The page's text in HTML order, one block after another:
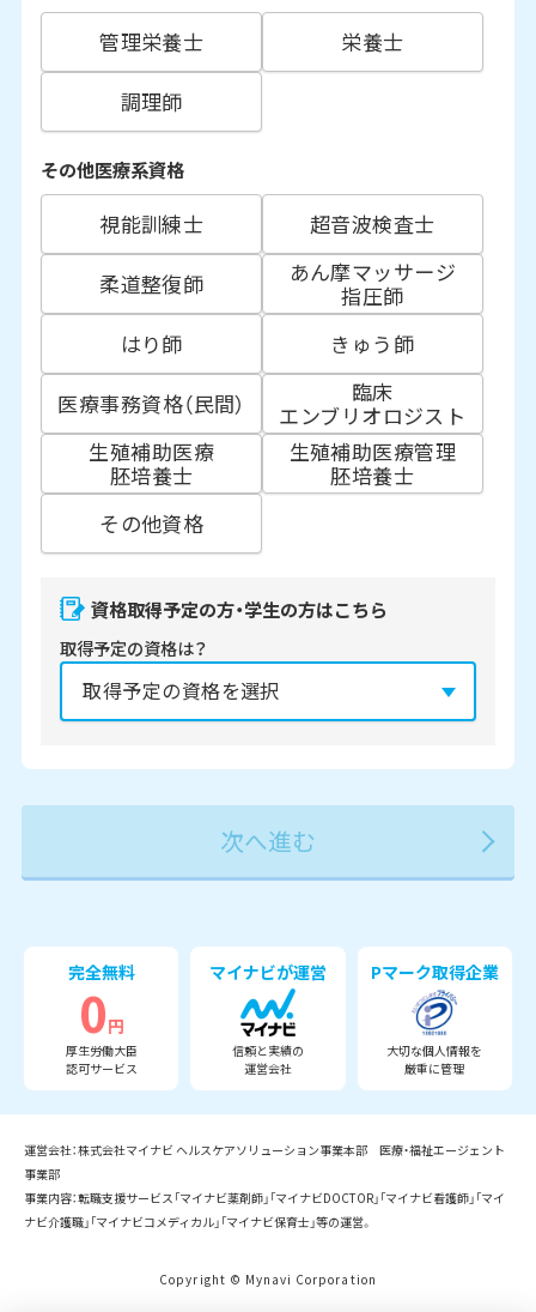
管理栄養士
栄養士
調理師
その他医療系資格
視能訓練士
超音波検査士
柔道整復師
あん摩マッサージ
指圧師
はり師
きゅう師
医療事務資格（民間）
臨床
エンブリオロジスト
生殖補助医療
胚培養士
生殖補助医療管理
胚培養士
その他資格
資格取得予定の方・学生の方はこちら
取得予定の資格は？
2027年 2028年 2029年 3月
完全無料
0円
厚生労働大臣
認可サービス
マイナビが運営
信頼と実績の
運営会社
Pマーク取得企業
大切な個人情報を
厳重に管理
運営会社：株式会社マイナビ ヘルスケアソリューション事業本部 医療・福祉エージェント
事業部
事業内容：転職支援サービス「マイナビ薬剤師」「マイナビDOCTOR」「マイナビ看護師」「マイ
ナビ介護職」「マイナビコメディカル」「マイナビ保育士」等の運営。
Copyright © Mynavi Corporation